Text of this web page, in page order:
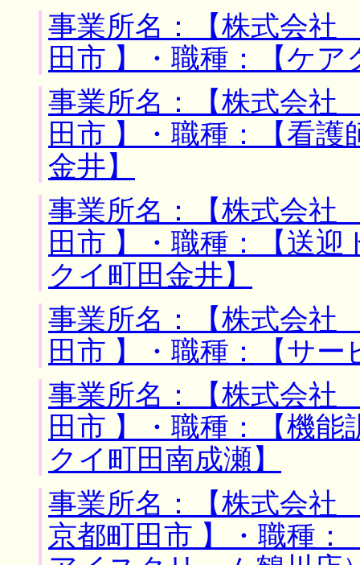
事業所名：【株式会
田市 】・職種：【ケ
事業所名：【株式会
田市 】・職種：【看
金井】
事業所名：【株式会
田市 】・職種：【送
クイ町田金井】
事業所名：【株式会
田市 】・職種：【サー
事業所名：【株式会
田市 】・職種：【機
クイ町田南成瀬】
事業所名：【株式会
京都町田市 】・職種：